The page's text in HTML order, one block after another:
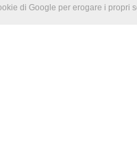
di Google per erogare i propri